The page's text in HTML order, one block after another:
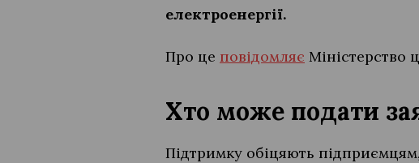
електроенергії.
Про це повідомляє Міністерство
Хто може подати
Підтримку обіцяють підприємцям,